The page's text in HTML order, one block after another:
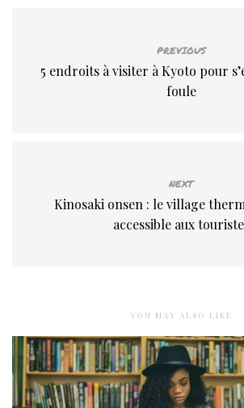
PREVIOUS
5 endroits à visiter à Kyoto pour
foule
NEXT
Kinosaki onsen : le village
accessible aux
YOU MAY ALSO LIKE